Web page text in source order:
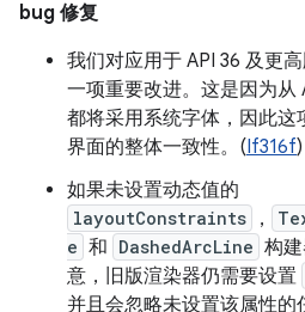
bug 修复
我们对应用于 API 36 及更
一项重要改进。这是因为从
都将采用系统字体，因此这
界面的整体一致性。(If316f)
如果未设置动态值的
layoutConstraints ，
e 和 DashedArcLine 构
意，旧版渲染器仍需要设置
并且会忽略未设置该属性的